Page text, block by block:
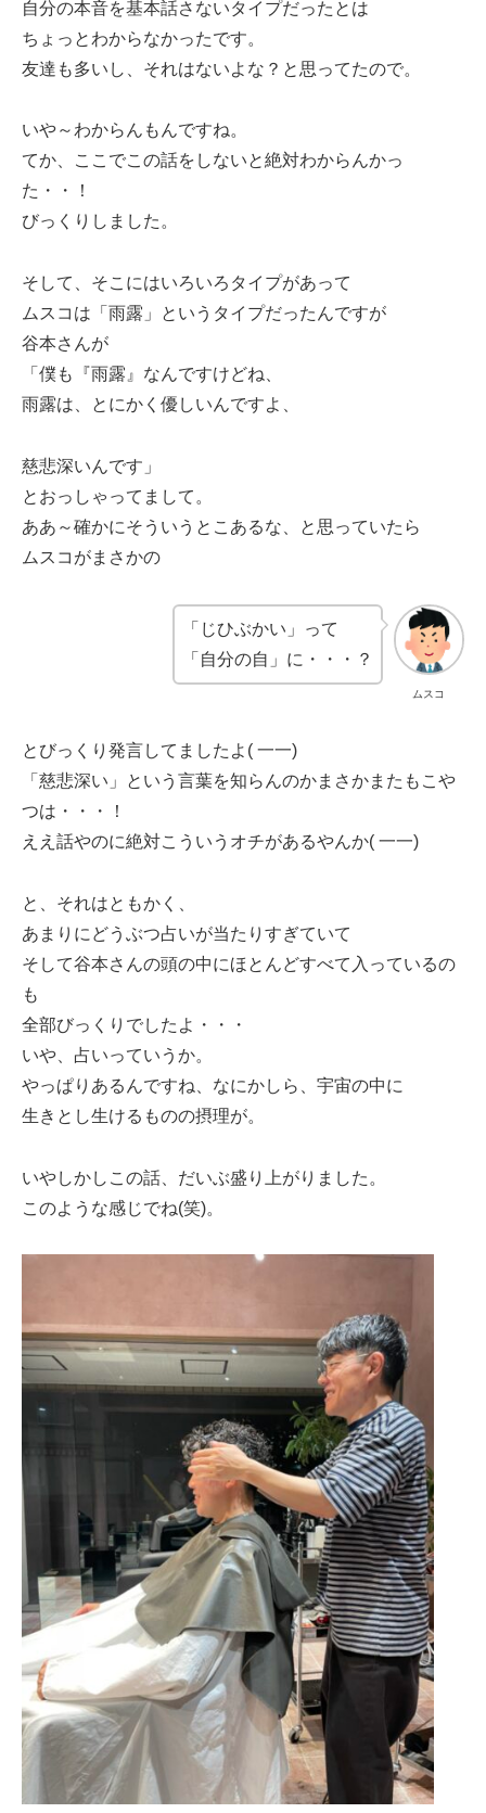
自分の本音を基本話さないタイプだったとは
ちょっとわからなかったです。
友達も多いし、それはないよな？と思ってたので。
いや～わからんもんですね。
てか、ここでこの話をしないと絶対わからんかっ
た・・！
びっくりしました。
そして、そこにはいろいろタイプがあって
ムスコは「雨露」というタイプだったんですが
谷本さんが
「僕も『雨露』なんですけどね、
雨露は、とにかく優しいんですよ、
慈悲深いんです」
とおっしゃってまして。
ああ～確かにそういうとこあるな、と思っていたら
ムスコがまさかの
ムスコ
「じひぶかい」って
「自分の自」に・・・？
とびっくり発言してましたよ( 一一)
「慈悲深い」という言葉を知らんのかまさかまたもこや
つは・・・！
ええ話やのに絶対こういうオチがあるやんか( 一一)
と、それはともかく、
あまりにどうぶつ占いが当たりすぎていて
そして谷本さんの頭の中にほとんどすべて入っているの
も
全部びっくりでしたよ・・・
いや、占いっていうか。
やっぱりあるんですね、なにかしら、宇宙の中に
生きとし生けるものの摂理が。
いやしかしこの話、だいぶ盛り上がりました。
このような感じでね(笑)。